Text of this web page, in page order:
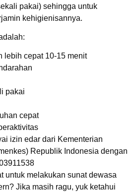
pakai) sehingga untuk
kehigienisannya.
lebih cepat 10-15 menit
pakai
cepat
izin edar dari Kementerian
Republik Indonesia dengan
untuk melakukan sunat dewasa
Jika masih ragu, yuk ketahui